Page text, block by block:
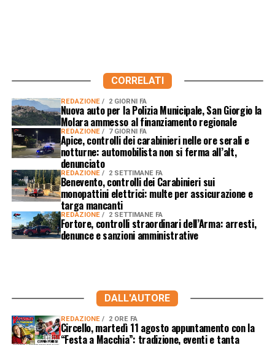
CORRELATI
REDAZIONE 2 GIORNI FA
Nuova auto per la Polizia Municipale, San Giorgio la
Molara ammesso al finanziamento regionale
REDAZIONE 7 GIORNI FA
Apice, controlli dei carabinieri nelle ore serali e
notturne: automobilista non si ferma all’alt,
denunciato
REDAZIONE 2 SETTIMANE FA
Benevento, controlli dei Carabinieri sui
monopattini elettrici: multe per assicurazione e
targa mancanti
REDAZIONE 2 SETTIMANE FA
Fortore, controlli straordinari dell’Arma: arresti,
denunce e sanzioni amministrative
DALL'AUTORE
REDAZIONE 2 ORE FA
Circello, martedì 11 agosto appuntamento con la
“Festa a Macchia”: tradizione, eventi e tanta